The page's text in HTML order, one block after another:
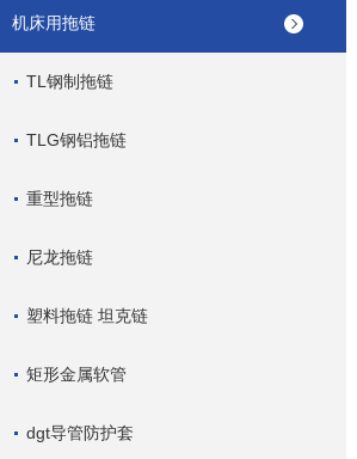
机床用拖链
TL钢制拖链
TLG钢铝拖链
重型拖链
尼龙拖链
塑料拖链 坦克链
矩形金属软管
dgt导管防护套